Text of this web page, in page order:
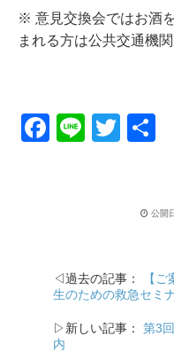
※ 意見交換会ではお酒
まれる方は公共交通機
F
o
o
k
Li
T
er 公開
◁過去の記事：
【
生のための救急セミ
▷新しい記事： 第3
内